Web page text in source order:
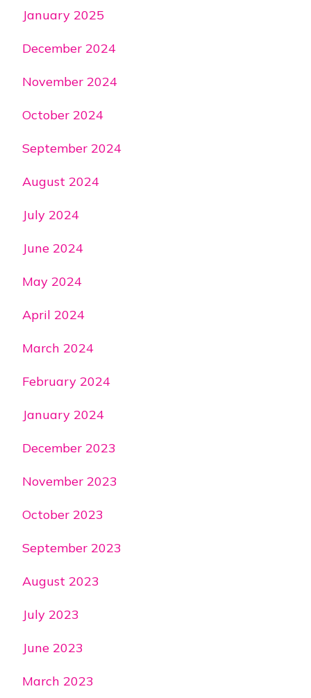
January 2025
December 2024
November 2024
October 2024
September 2024
August 2024
July 2024
June 2024
May 2024
April 2024
March 2024
February 2024
January 2024
December 2023
November 2023
October 2023
September 2023
August 2023
July 2023
June 2023
March 2023